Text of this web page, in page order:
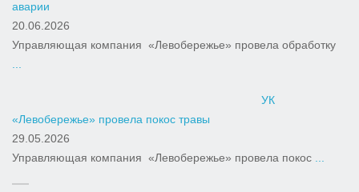
аварии
20.06.2026
Управляющая компания «Левобережье» провела обработку
...
УК
«Левобережье» провела покос травы
29.05.2026
Управляющая компания «Левобережье» провела покос ...